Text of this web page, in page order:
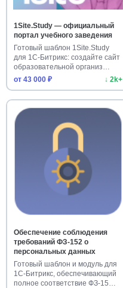
1Site.Study — официальный
портал учебного заведения
Готовый шаблон 1Site.Study
для 1С-Битрикс: создайте сайт
образовательной организ…
от 43 000 ₽
↓ 2k+
Обеспечение соблюдения
требований ФЗ-152 о
персональных данных
Готовый шаблон и модуль для
1С-Битрикс, обеспечивающий
полное соответствие ФЗ-15…